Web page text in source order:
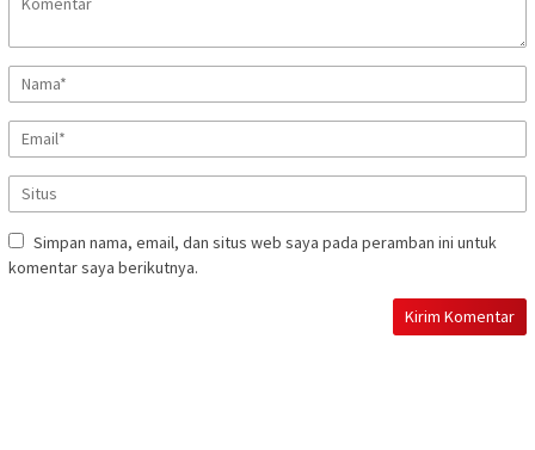
Simpan nama, email, dan situs web saya pada peramban ini untuk
komentar saya berikutnya.